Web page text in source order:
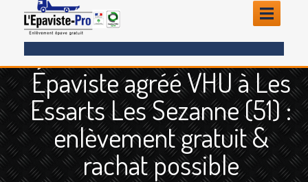
ENLÈVEMENTÉPAVE
Quoi?
Scooteret Moto
Camion et Poids Lourd
Épaviste agréé VHU à Les
Essarts Les Sezanne (51) :
enlèvement gratuit &
rachat possible